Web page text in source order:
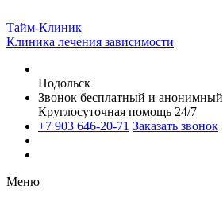
Тайм-Клиник
Клиника лечения зависимости
Подольск
Звонок бесплатный и анонимный
Круглосуточная помощь 24/7
+7 903 646-20-71 Заказать звонок
Меню